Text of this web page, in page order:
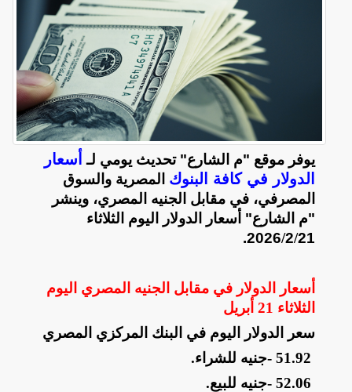
يوفر موقع "م الشارع" تحديث يومي لـ أسعار
الدولار في كافة البنوك المصرية والسوق
المصرفي، في مقابل الجنيه المصري، وينشر
"م الشارع" أسعار الدولار اليوم الثلاثاء
21
/
2
/
2026.
أسعار الدولار في مقابل الجنيه المصري اليوم
الثلاثاء 21 أبريل
سعر الدولار اليوم في البنك المركزي المصري
- 51.92جنيه للشراء.
- 52.06جنيه للبيع.